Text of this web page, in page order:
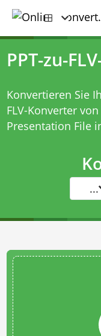
PPT-zu-
Konvertieren Sie
FLV-Konvertervon
Presentation File
...